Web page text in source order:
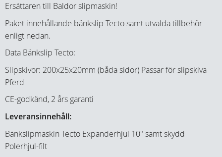
Ersättaren till Baldor slipmaskin!
Paket innehållande bänkslip Tecto samt utvalda tillbehör
enligt nedan.
Data Bänkslip Tecto:
Slipskivor: 200x25x20mm (båda sidor) Passar för slipskiva
Pferd
CE-godkänd, 2 års garanti
Leveransinnehåll:
Bänkslipmaskin Tecto Expanderhjul 10" samt skydd
Polerhjul-filt